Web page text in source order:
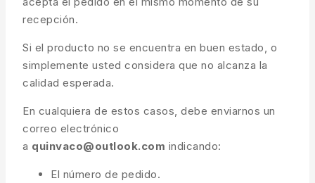
recepción.
Si el producto no se encuentra en buen estado, o
simplemente usted considera que no alcanza la
calidad esperada.
En cualquiera de estos casos, debe enviarnos un
correo electrónico
a quinvaco@outlook.com indicando:
El número de pedido.